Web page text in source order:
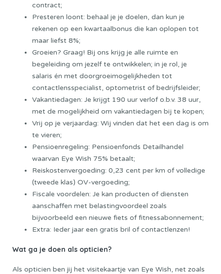
contract;
Presteren loont: behaal je je doelen, dan kun je
rekenen op een kwartaalbonus die kan oplopen tot
maar liefst 8%;
Groeien? Graag! Bij ons krijg je alle ruimte en
begeleiding om jezelf te ontwikkelen; in je rol, je
salaris én met doorgroeimogelijkheden tot
contactlensspecialist, optometrist of bedrijfsleider;
Vakantiedagen: Je krijgt 190 uur verlof o.b.v. 38 uur,
met de mogelijkheid om vakantiedagen bij te kopen;
Vrij op je verjaardag: Wij vinden dat het een dag is om
te vieren;
Pensioenregeling: Pensioenfonds Detailhandel
waarvan Eye Wish 75% betaalt;
Reiskostenvergoeding: 0,23 cent per km of volledige
(tweede klas) OV-vergoeding;
Fiscale voordelen: Je kan producten of diensten
aanschaffen met belastingvoordeel zoals
bijvoorbeeld een nieuwe fiets of fitnessabonnement;
Extra: Ieder jaar een gratis bril of contactlenzen!
Wat ga je doen als opticien?
Als opticien ben jij het visitekaartje van Eye Wish, net zoals